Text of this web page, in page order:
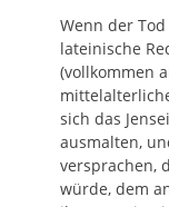
Wenn der
lateinische
(vollkommen
sich das
ausmalten,
versprachen,
würde, dem